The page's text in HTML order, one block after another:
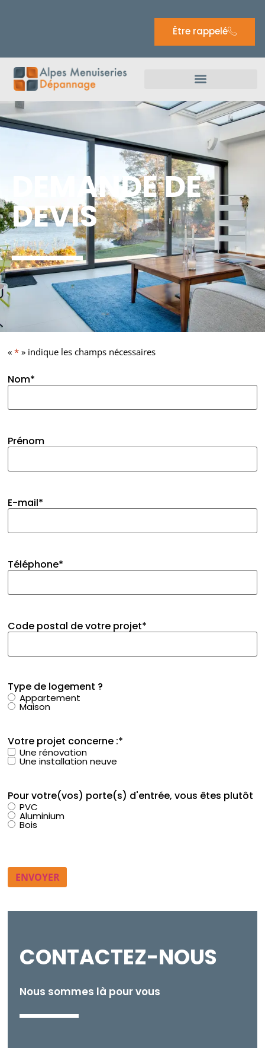
Être rappelé
DEMANDE DE
DEVIS
«* » indique les champs nécessaires
Nom*
Prénom
E-mail*
Téléphone*
Code postal de votre projet*
Type de logement ?
Appartement
Maison
Votre projet concerne :*
Une rénovation
Une installation neuve
Pour votre(vos) porte(s) d'entrée, vous êtes plutôt
PVC
Aluminium
Bois
CONTACTEZ-NOUS
Nous sommes là pour vous